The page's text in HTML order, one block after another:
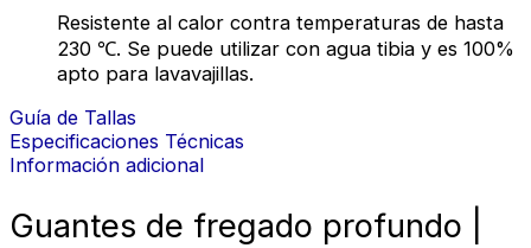
Resistente al calor contra temperaturas de hasta
230 ℃. Se puede utilizar con agua tibia y es 100%
apto para lavavajillas.
Guía de Tallas
Especificaciones Técnicas
Información adicional
Guantes de fregado profundo |